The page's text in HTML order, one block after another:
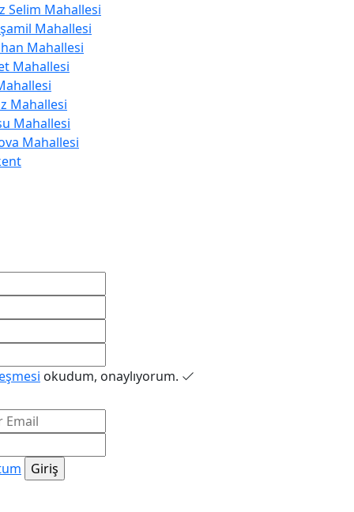
Selim Mahallesi
Mahallesi
Mahallesi
Mahallesi
Mahallesi
Mahallesi
Mahallesi
okudum, onaylıyorum.